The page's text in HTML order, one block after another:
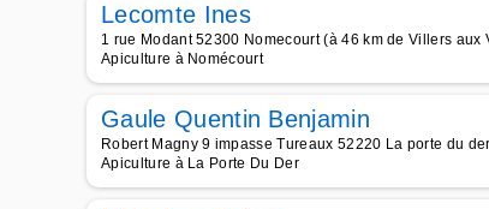
Lecomte Ines
1 rue Modant 52300 Nomecourt (à 46 km de Villers aux
Apiculture à Nomécourt
Gaule Quentin Benjamin
Robert Magny 9 impasse Tureaux 52220 La porte du
Apiculture à La Porte Du Der